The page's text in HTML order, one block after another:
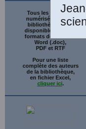
Tous les ouvrages
numérisés de cette
bibliothèque sont
disponibles en trois
formats de fichiers :
Word (.doc),
PDF et RTF
Pour une liste
complète des auteurs
de la bibliothèque,
en fichier Excel,
cliquer ici.